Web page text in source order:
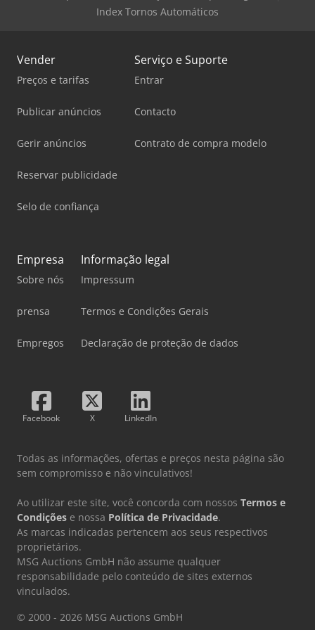
funcionamento. Venda apenas para empresas (agricultura,
Index Tornos Automáticos
Vender
Preços e tarifas
Publicar anúncios
Gerir anúncios
Reservar publicidade
Selo de confiança
Serviço e Suporte
Entrar
Contacto
Contrato de compra modelo
Empresa
Sobre nós
prensa
Empregos
Informação legal
Impressum
Termos e Condições Gerais
Declaração de proteção de dados
Facebook X LinkedIn
Todas as informações, ofertas e preços nesta página são
sem compromisso e não vinculativos!
Ao utilizar este site, você concorda com nossos Termos e
Condições e nossa Política de Privacidade.
As marcas indicadas pertencem aos seus respectivos
proprietários.
MSG Auctions GmbH não assume qualquer
responsabilidade pelo conteúdo de sites externos
vinculados.
© 2000 - 2026 MSG Auctions GmbH